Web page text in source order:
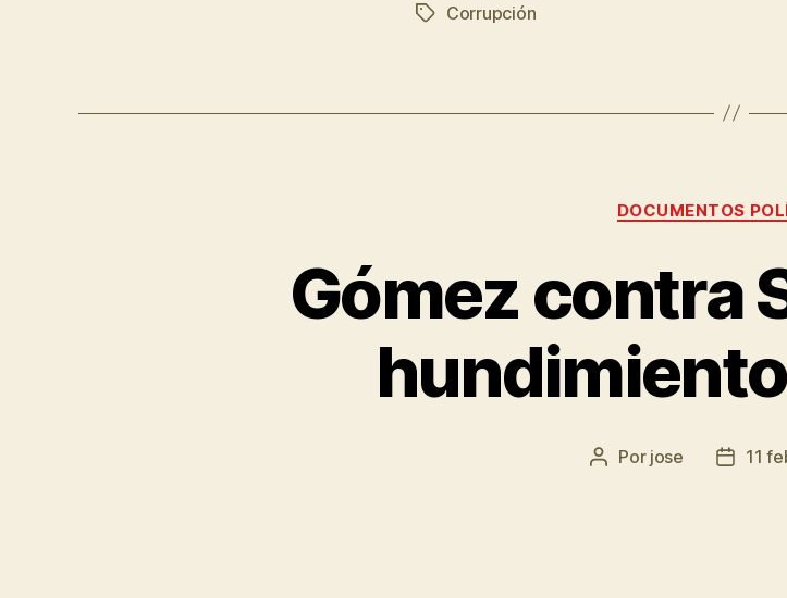
Corrupción
DOCUMENTOS
Gómez contra
hundimiento
Por jose 11